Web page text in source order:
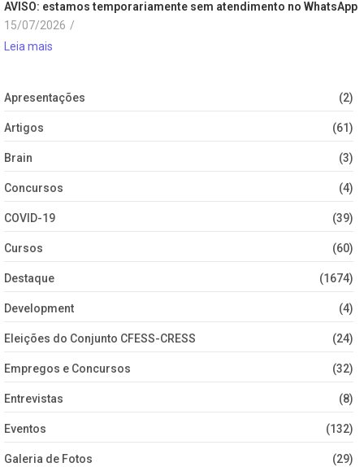
AVISO: estamos temporariamente sem atendimento no WhatsApp
15/07/2026 /
Leia mais
Apresentações (2)
Artigos (61)
Brain (3)
Concursos (4)
COVID-19 (39)
Cursos (60)
Destaque (1674)
Development (4)
Eleições do Conjunto CFESS-CRESS (24)
Empregos e Concursos (32)
Entrevistas (8)
Eventos (132)
Galeria de Fotos (29)